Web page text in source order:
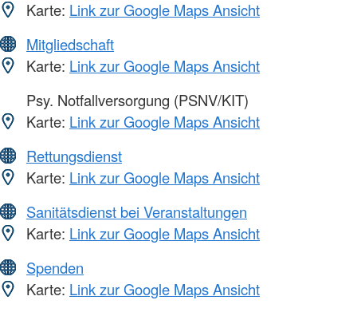
Karte: Link zur Google Maps Ansicht
Mitgliedschaft
Karte: Link zur Google Maps Ansicht
Psy. Notfallversorgung (PSNV/KIT)
Karte: Link zur Google Maps Ansicht
Rettungsdienst
Karte: Link zur Google Maps Ansicht
Sanitätsdienst bei Veranstaltungen
Karte: Link zur Google Maps Ansicht
Spenden
Karte: Link zur Google Maps Ansicht